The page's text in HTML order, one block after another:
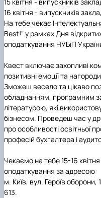
15 квітня - випускників
16 квітня - випускників
На тебе чекає
Best!"у рамках Дня
оподаткування НУБіП
Квест включає захопливі
позитивні емоції та
Зможеш весело та цікаво
обладнанням, програмним
літературою, які
бізнесом. Проведеш час у
про особливості освітньої
професій бухгалтера і
Чекаємо на тебе15-16 квітня
оподаткування за адресою:
м. Київ, вул. Героїв
613.